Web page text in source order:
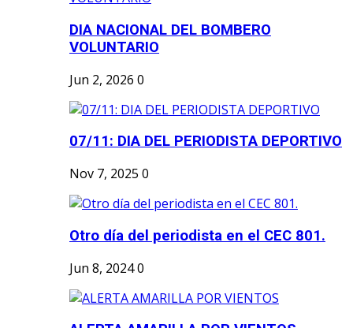
DIA NACIONAL DEL BOMBERO
VOLUNTARIO
Jun 2, 2026 0
07/11: DIA DEL PERIODISTA DEPORTIVO
Nov 7, 2025 0
Otro día del periodista en el CEC 801.
Jun 8, 20240